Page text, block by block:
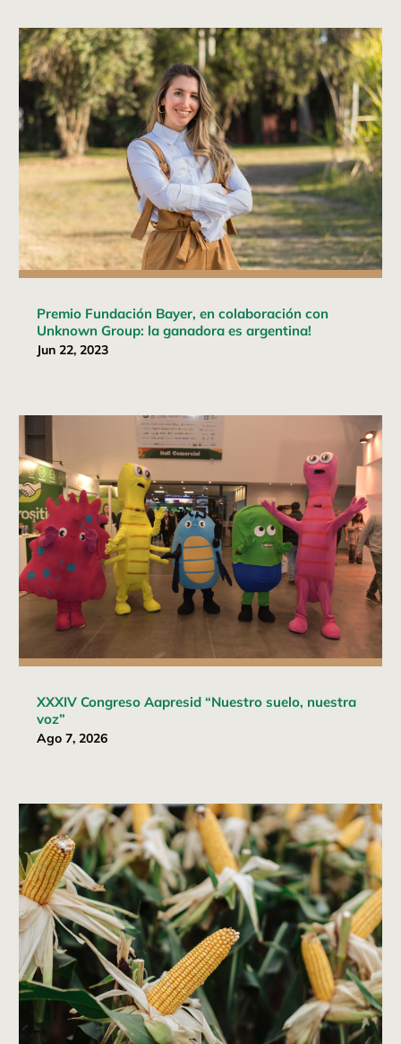
Premio Fundación Bayer, en colaboración con
Unknown Group: la ganadora es argentina!
Jun 22, 2023
XXXIV Congreso Aapresid “Nuestro suelo, nuestra
voz”
Ago 7, 2026